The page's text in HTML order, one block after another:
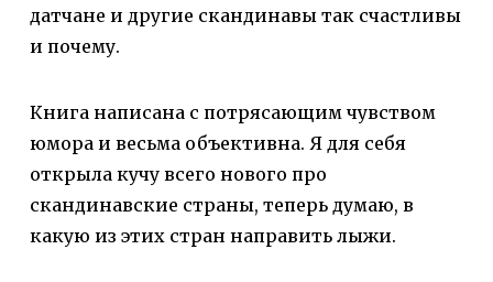
датчане и другие скандинавы так счастливы
и почему.
Книга написана с потрясающим чувством
юмора и весьма объективна. Я для себя
открыла кучу всего нового про
скандинавские страны, теперь думаю, в
какую из этих стран направить лыжи.